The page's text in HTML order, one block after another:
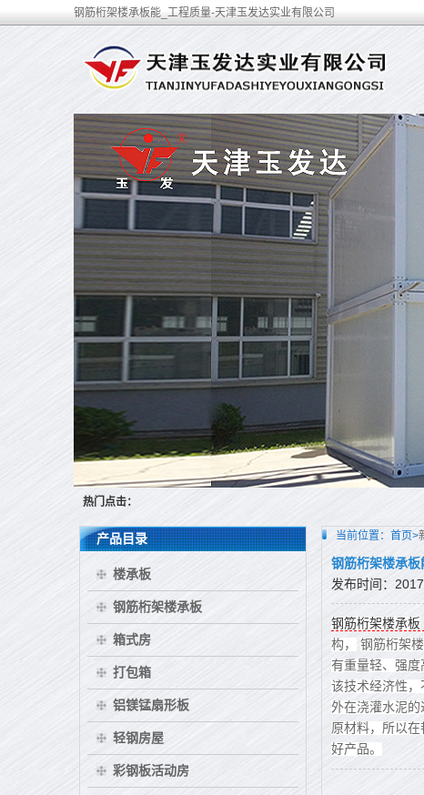
钢筋桁架楼承板能_工程质量-天津玉发达实业有限公司
热门点击：
当前位置： 首页>
钢筋桁架楼承
发布时间：
钢筋桁架楼承板
构，
钢筋桁架
有重量轻、强
该技术经济性
外在浇灌水泥
原材料，所以
好产品。
产品目录
楼承板
钢筋桁架楼承板
箱式房
打包箱
铝镁锰扇形板
轻钢房屋
彩钢板活动房